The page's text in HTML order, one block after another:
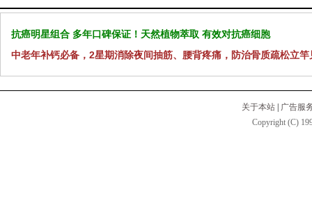
抗癌明星组合 多年口碑保证！天然植物萃取 有效对抗癌细胞
中老年补钙必备，2星期消除夜间抽筋、腰背疼痛，防治骨质疏松立竿
关于本站
广告服
Copyright (C)